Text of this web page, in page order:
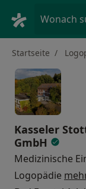
Wonach
Startseite
Kasseler
GmbH
Medizinische
Logopädie